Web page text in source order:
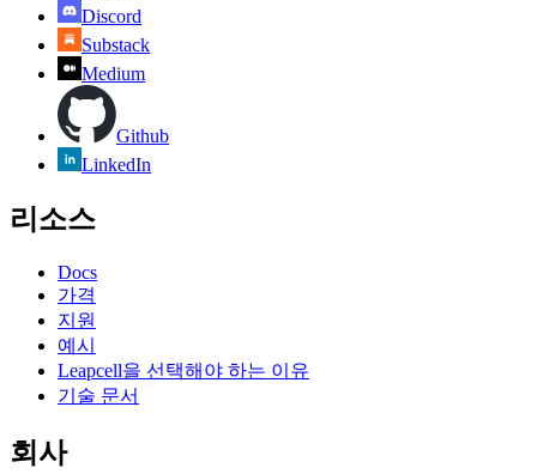
Discord
Substack
Medium
Github
LinkedIn
리소스
Docs
가격
지원
예시
Leapcell을 선택해야 하는 이유
기술 문서
회사